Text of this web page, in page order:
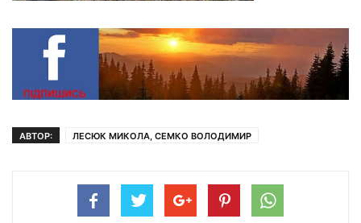
АВТОР: ЛЕСЮК МИКОЛА, СЕМКО ВОЛОДИМИР